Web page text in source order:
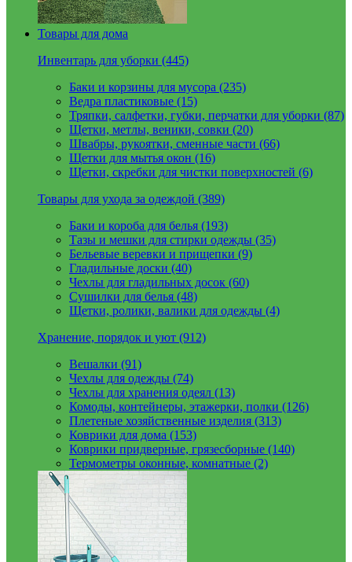
Товары для дома
Инвентарь для уборки (445)
Баки и корзины для мусора (235)
Ведра пластиковые (15)
Тряпки, салфетки, губки, перчатки для уборки (87)
Щетки, метлы, веники, совки (20)
Швабры, рукоятки, сменные части (66)
Щетки для мытья окон (16)
Щетки, скребки для чистки поверхностей (6)
Товары для ухода за одеждой (389)
Баки и короба для белья (193)
Тазы и мешки для стирки одежды (35)
Бельевые веревки и прищепки (9)
Гладильные доски (40)
Чехлы для гладильных досок (60)
Сушилки для белья (48)
Щетки, ролики, валики для одежды (4)
Хранение, порядок и уют (912)
Вешалки (91)
Чехлы для одежды (74)
Чехлы для хранения одеял (13)
Комоды, контейнеры, этажерки, полки (126)
Плетеные хозяйственные изделия (313)
Коврики для дома (153)
Коврики придверные, грязесборные (140)
Термометры оконные, комнатные (2)